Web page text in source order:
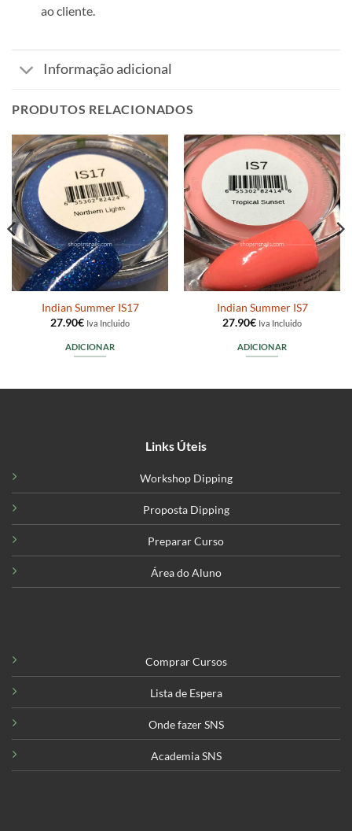
ao cliente.
Informação adicional
PRODUTOS RELACIONADOS
Indian Summer IS17
27.90€ Iva Incluido
ADICIONAR
Indian Summer IS7
27.90€ Iva Incluido
ADICIONAR
Links Úteis
Workshop Dipping
Proposta Dipping
Preparar Curso
Área do Aluno
Comprar Cursos
Lista de Espera
Onde fazer SNS
Academia SNS